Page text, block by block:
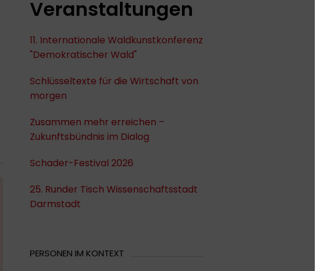
Veranstaltungen
11. Internationale Waldkunstkonferenz
"Demokratischer Wald"
Schlüsseltexte für die Wirtschaft von
morgen
Zusammen mehr erreichen –
Zukunftsbündnis im Dialog
Schader-Festival 2026
25. Runder Tisch Wissenschaftsstadt
Darmstadt
PERSONEN IM KONTEXT